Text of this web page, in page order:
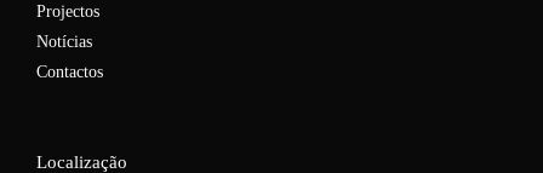
Projectos
Notícias
Contactos
Localização